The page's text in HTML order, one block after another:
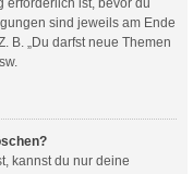
sind jeweils am Ende
B. „Du darfst neue Themen
kannst du nur deine